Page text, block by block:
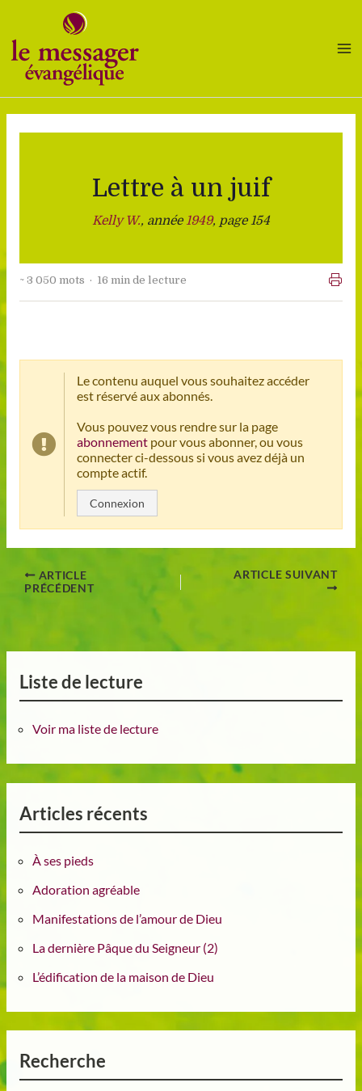
contenu
Lettre à un juif
Kelly W., année1949, page 154
~ 3 050 mots · 16 min de lecture
Le contenu auquel vous souhaitez accéder
est réservé aux abonnés.
Vous pouvez vous rendre sur la page
abonnementpour vous abonner, ou vous
connecter ci-dessous si vous avez déjà un
compte actif.
Connexion
ARTICLE
PRÉCÉDENT
ARTICLE SUIVANT
Liste de lecture
Voir ma liste de lecture
Articles récents
À ses pieds
Adoration agréable
Manifestations de l’amour de Dieu
La dernière Pâque du Seigneur (2)
L’édification de la maison de Dieu
Recherche